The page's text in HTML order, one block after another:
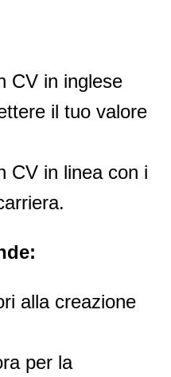
CV in inglese
il tuo valore
CV in linea con i
alla creazione
per la